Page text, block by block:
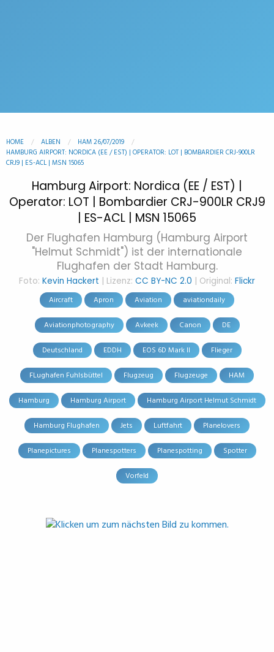
HOME ALBEN
HAM 26/07/2019
HAMBURG AIRPORT: NORDICA (EE / EST) | OPERATOR: LOT | BOMBARDIER CRJ-900LR
CRJ9 | ES-ACL | MSN 15065
Hamburg Airport: Nordica (EE / EST) |
Operator: LOT | Bombardier CRJ-900LR CRJ9
| ES-ACL | MSN 15065
Der Flughafen Hamburg (Hamburg Airport
"Helmut Schmidt") ist der internationale
Flughafen der Stadt Hamburg.
Foto: Kevin Hackert | Lizenz: CC BY-NC 2.0 | Original: Flickr
Aircraft Apron Aviation aviationdaily
Aviationphotography Avkeek Canon DE
Deutschland EDDH EOS 6D Mark II Flieger
FLughafen Fuhlsbüttel Flugzeug Flugzeuge HAM
Hamburg Hamburg Airport Hamburg Airport Helmut Schmidt
Hamburg Flughafen Jets Luftfahrt Planelovers
Planepictures Planespotters Planespotting Spotter
Vorfeld